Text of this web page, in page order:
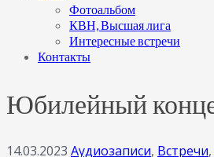
Фотоальбом
КВН, Высшая лига
Интересные встречи
Контакты
Юбилейный
14.03.2023 Аудиозаписи, Встречи,